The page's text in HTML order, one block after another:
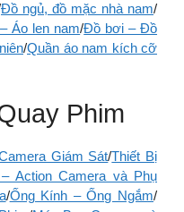
Đồ ngủ, đồ mặc nhà nam/
Áo len nam/Đồ bơi – Đồ
/Quần áo nam kích cỡ
Phim
Giám Sát/Thiết Bị
Action Camera và Phụ
/Ống Kính – Ống Ngắm/